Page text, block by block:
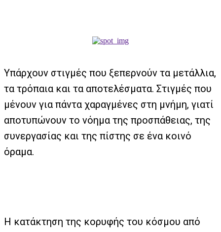
Υπάρχουν στιγμές που ξεπερνούν τα μετάλλια,
τα τρόπαια και τα αποτελέσματα. Στιγμές που
μένουν για πάντα χαραγμένες στη μνήμη, γιατί
αποτυπώνουν το νόημα της προσπάθειας, της
συνεργασίας και της πίστης σε ένα κοινό
όραμα.
Η κατάκτηση της κορυφής του κόσμου από